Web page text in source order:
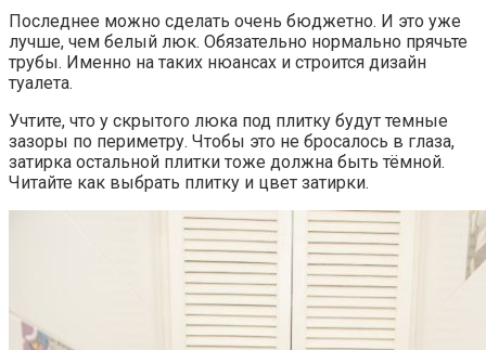
Последнее можно сделать очень бюджетно. И это уже
лучше, чем белый люк. Обязательно нормально прячьте
трубы. Именно на таких нюансах и строится дизайн
туалета.
Учтите, что у скрытого люка под плитку будут темные
зазоры по периметру. Чтобы это не бросалось в глаза,
затирка остальной плитки тоже должна быть тёмной.
Читайте как выбрать плитку и цвет затирки.